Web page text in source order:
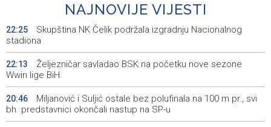
NAJNOVIJE VIJESTI
22:25
Skupština NK Čelik podržala izgradnju Nacionalnog
stadiona
22:13
Željezničar savladao BSK na početku nove sezone
Wwin lige BiH
20:46
Miljanović i Suljić ostale bez polufinala na 100 m pr., svi
bh. predstavnici okončali nastup na SP-u